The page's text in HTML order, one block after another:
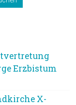
Erzbistum
X-